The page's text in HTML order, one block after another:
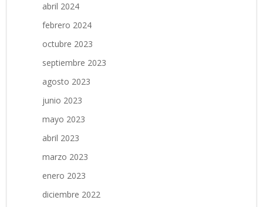
abril 2024
febrero 2024
octubre 2023
septiembre 2023
agosto 2023
junio 2023
mayo 2023
abril 2023
marzo 2023
enero 2023
diciembre 2022